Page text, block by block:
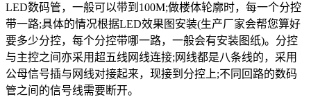
LED数码管，一般可以带到100M;做楼体轮廓时，每一个分控
带一路;具体的情况根据LED效果图安装(生产厂家会帮您算好
要多少分控，每个分控带哪一路，一般会有安装图纸)。分控
与主控之间亦采用超五线网线连接;网线都是八条线的，采用
公母信号插与网线对接起来，现接到分控上;不同回路的数码
管之间的信号线需要断开。